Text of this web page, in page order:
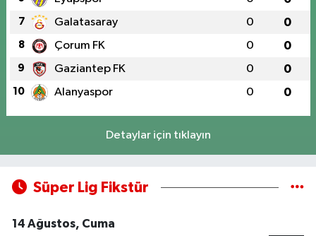
7 Galatasaray 0 0
8 Çorum FK 0 0
9 Gaziantep FK 0 0
10 Alanyaspor 0 0
Detaylar için tıklayın
Süper Lig Fikstür
14 Ağustos, Cuma